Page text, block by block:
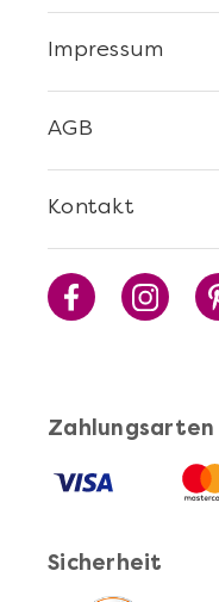
Zahlungsarten
Sicherheit
Kontakt
AGB
Impressum